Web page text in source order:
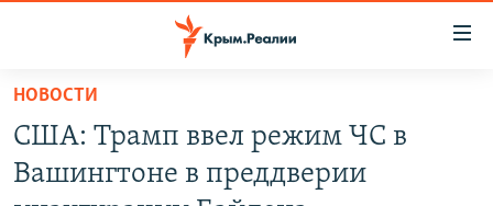
Вернуться
основному
содержанию
СПЕЦПРОЕКТЫ
НОВОСТИ
США: Трамп ввел режим ЧС в
Вашингтоне в преддверии